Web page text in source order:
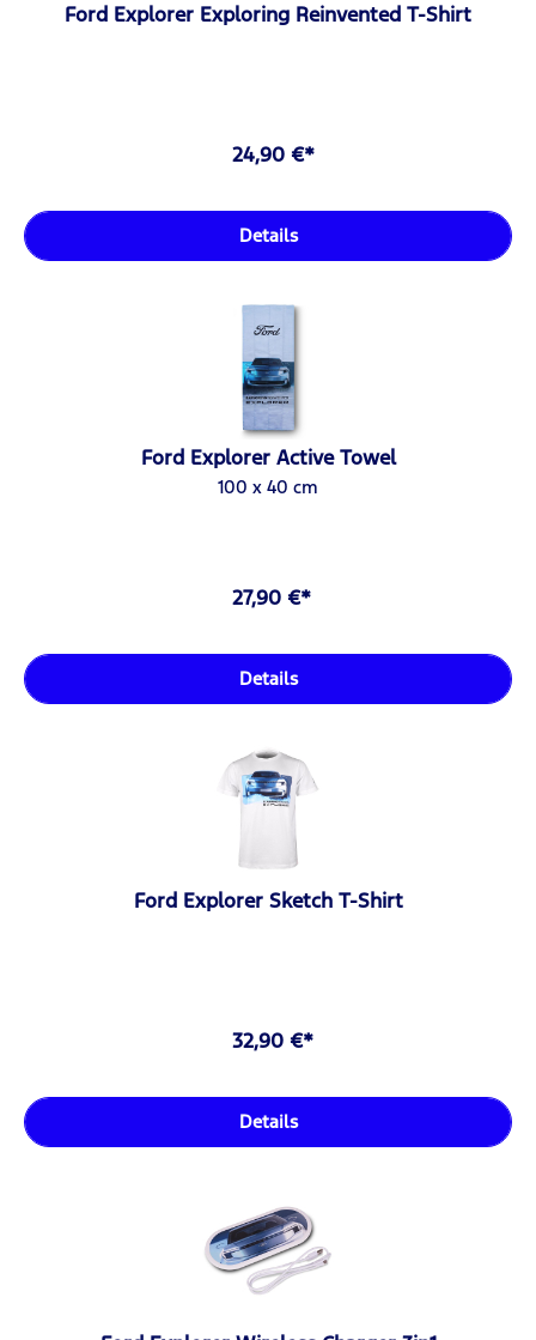
Ford Explorer Exploring Reinvented T-Shirt
24,90 €*
Details
Ford Explorer Active Towel
100 x 40 cm
27,90 €*
Details
Ford Explorer Sketch T-Shirt
32,90 €*
Details